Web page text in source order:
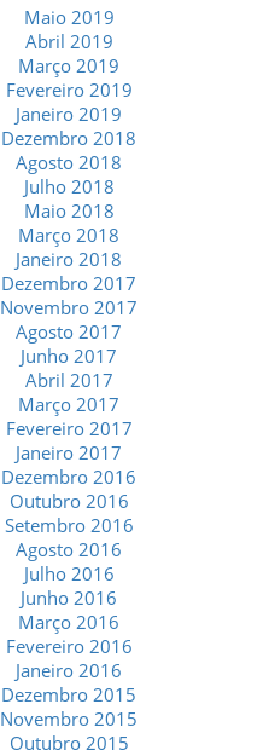
Maio 2019
Abril 2019
Março 2019
Fevereiro 2019
Janeiro 2019
Dezembro 2018
Agosto 2018
Julho 2018
Maio 2018
Março 2018
Janeiro 2018
Dezembro 2017
Novembro 2017
Agosto 2017
Junho 2017
Abril 2017
Março 2017
Fevereiro 2017
Janeiro 2017
Dezembro 2016
Outubro 2016
Setembro 2016
Agosto 2016
Julho 2016
Junho 2016
Março 2016
Fevereiro 2016
Janeiro 2016
Dezembro 2015
Novembro 2015
Outubro 2015